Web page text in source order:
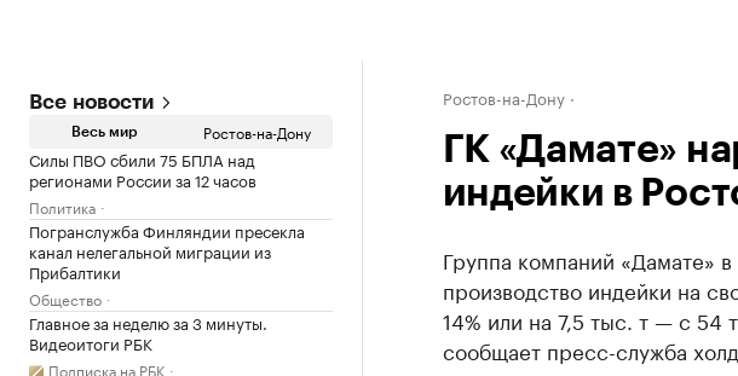
Все новости
Весь мир Ростов-на-Дону
Силы ПВО сбили 75 БПЛА над
регионами России за 12 часов
Политика
Погранслужба Финляндии пресекла
канал нелегальной миграции из
Прибалтики
Общество
Главное за неделю за 3 минуты.
Видеоитоги РБК
Подписка на РБК
Ростов-на-Дону
ГК «Дамате»
индейки в
Группа компаний «Дамате»
производство индейки на
14% или на 7,5 тыс. т — с 54
сообщает пресс-служба